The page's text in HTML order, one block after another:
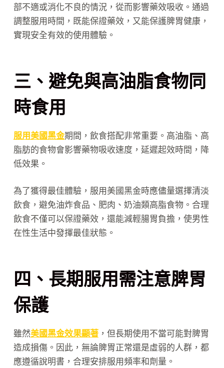
部不適或消化不良的情況，從而影響藥效吸收。通過
調整服用時間，既能保證藥效，又能保護脾胃健康，
實現安全有效的使用體驗。
三、避免與高油脂食物同
時食用
服用美國黑金期間，飲食搭配非常重要。高油脂、高
脂肪的食物會影響藥物吸收速度，延遲起效時間，降
低效果。
為了獲得最佳體驗，服用美國黑金時應儘量選擇清淡
飲食，避免油炸食品、肥肉、奶油類高脂食物。合理
飲食不僅可以保證藥效，還能減輕腸胃負擔，使男性
在性生活中發揮最佳狀態。
四、長期服用需注意脾胃
保護
雖然美國黑金效果顯著，但長期使用不當可能對脾胃
造成損傷。因此，無論脾胃正常還是虛弱的人群，都
應遵循說明書，合理安排服用頻率和劑量。